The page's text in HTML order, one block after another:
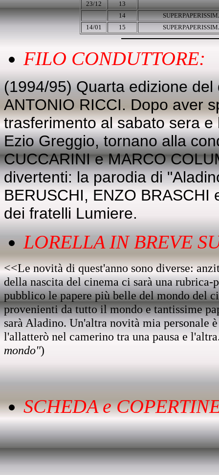
23/12
13
14
14/01
15
FILO CONDUTTORE:
(1994/95) Quarta edizione
ANTONIO RICCI. Dopo aver
trasferimento al sabato sera
Ezio Greggio, tornano alla
CUCCARINI e MARCO
divertenti: la parodia di
BERUSCHI, ENZO BRASCHI
dei fratelli Lumiere.
LORELLA IN BREVE
<<Le novità di quest'anno sono diverse:
della nascita del cinema ci sarà una
pubblico le papere più belle del mondo del
provenienti da tutto il mondo e tantissime
sarà Aladino. Un'altra novità mia personale
l'allatterò nel camerino tra una pausa e
mondo")
SCHEDA e